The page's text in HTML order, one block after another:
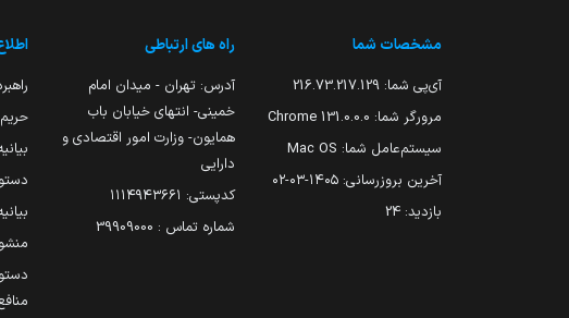
مشخصات شما
آی‌پی شما: 216.73.217.129
مرورگر شما: 131.0.0.0 Chrome
سیستم‌عامل شما: Mac OS
آخرین بروزرسانی: ۱۴۰۵-۰۳-۰۲
بازدید: 24
راه های ارتباطی
آدرس: تهران - میدان امام
خمینی- انتهای خیابان باب
همایون- وزارت امور اقتصادی و
دارایی
کدپستی: ۱۱۱۴۹۴۳۶۶۱
شماره تماس : 39909000